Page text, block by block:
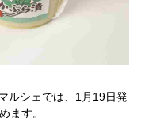
ルシェでは、1月19日発
ます。